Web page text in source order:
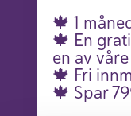
🍁 1
🍁 En
en av
🍁 Fri
🍁 Spar